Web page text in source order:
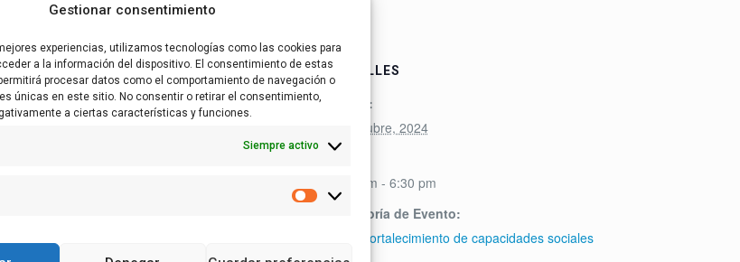
Gestionar consentimiento
experiencias, utilizamos tecnologías como las cookies para
a la información del dispositivo. El consentimiento de estas
procesar datos como el comportamiento de navegación o
únicas en este sitio. No consentir o retirar el consentimiento,
a ciertas características y funciones.
Siempre activo
Estadísticas
en La Rioja
Añadir al calendario DETALLES
Fecha:
30 octubre, 2024
4:00 pm - 6:30 pm
Categoría de Evento:
LIFE Fortalecimiento de capacidades sociales